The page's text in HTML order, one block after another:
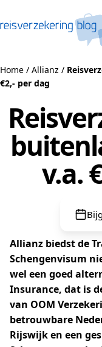
Home / Allianz /
€2,- per dag
v.a.
Allianz biedst de
Schengenvisum
wel een goed
Insurance, dat is
van OOM
betrouwbare
Rijswijk en een